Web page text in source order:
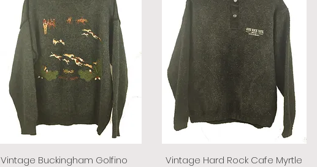
Vintage Buckingham Golfino
Vintage Hard Rock Cafe Myrtle